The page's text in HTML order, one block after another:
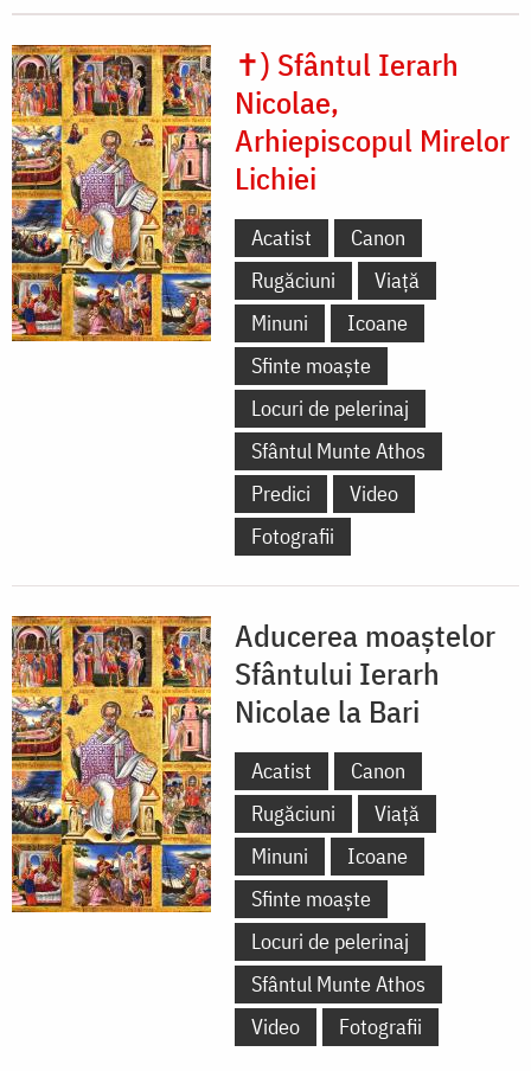
✝) Sfântul Ierarh
Nicolae,
Arhiepiscopul Mirelor
Lichiei
Acatist
Canon
Rugăciuni
Viață
Minuni
Icoane
Sfinte moaște
Locuri de pelerinaj
Sfântul Munte Athos
Predici
Video
Fotografii
Aducerea moaștelor
Sfântului Ierarh
Nicolae la Bari
Acatist
Canon
Rugăciuni
Viață
Minuni
Icoane
Sfinte moaște
Locuri de pelerinaj
Sfântul Munte Athos
Video
Fotografii